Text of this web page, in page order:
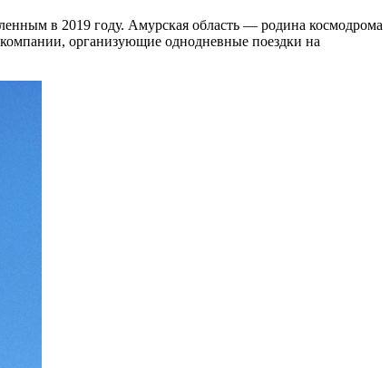
в 2019 году. Амурская область — родина космодрома
компании, организующие однодневные поездки на